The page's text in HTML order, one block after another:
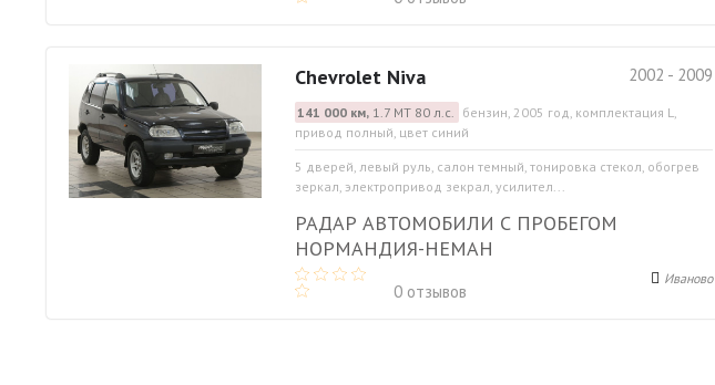
2002 - 2009
Chevrolet Niva
141 000 км,1.7 МТ 80 л.с. бензин, 2005 год, комплектация L,
привод полный, цвет синий
5 дверей, левый руль, салон темный, тонировка стекол, обогрев
зеркал, электропривод зекрал, усилител...
РАДАР АВТОМОБИЛИ С ПРОБЕГОМ
НОРМАНДИЯ-НЕМАН
0 отзывов
Иваново